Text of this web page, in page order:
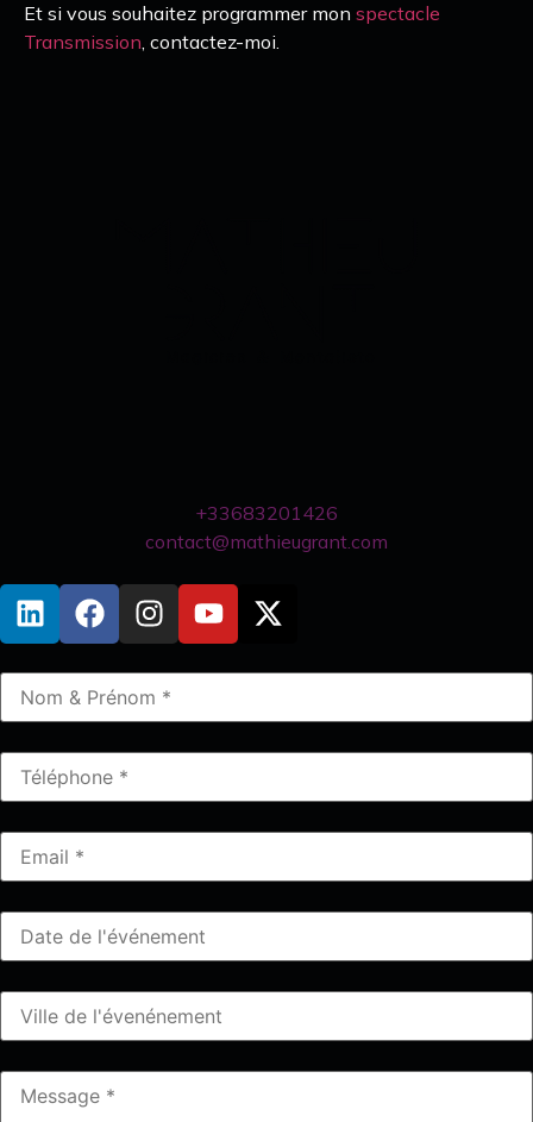
Et si vous souhaitez programmer mon spectacle
Transmission, contactez-moi.
+33683201426
contact@mathieugrant.com